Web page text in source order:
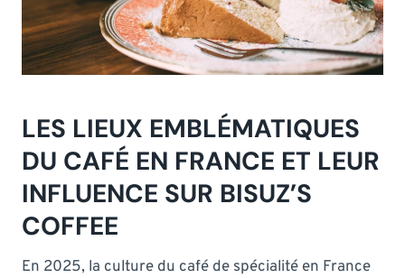
LES LIEUX EMBLÉMATIQUES
DU CAFÉ EN FRANCE ET LEUR
INFLUENCE SUR BISUZ’S
COFFEE
En 2025, la culture du café de spécialité en France